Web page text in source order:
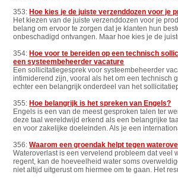
353:Hoe kies je de juiste verzenddozen voor je
Het kiezen van de juiste verzenddozen voor je
belang om ervoor te zorgen dat je klanten hun
onbeschadigd ontvangen. Maar hoe kies je de
354:Hoe voor te bereiden op een technisch
een systeembeheerder vacature
Een sollicitatiegesprek voor systeembeheerder
intimiderend zijn, vooral als het om een technisch
echter een belangrijk onderdeel van het
355:Hoe belangrijk is het spreken van Engels?
Engels is een van de meest gesproken talen ter
deze taal wereldwijd erkend als een belangrijke
en voor zakelijke doeleinden. Als je een
356:Waarom een groendak helpt tegen
Wateroverlast is een vervelend probleem dat veel
regent, kan de hoeveelheid water soms
niet altijd uitgerust om hiermee om te gaan. Het